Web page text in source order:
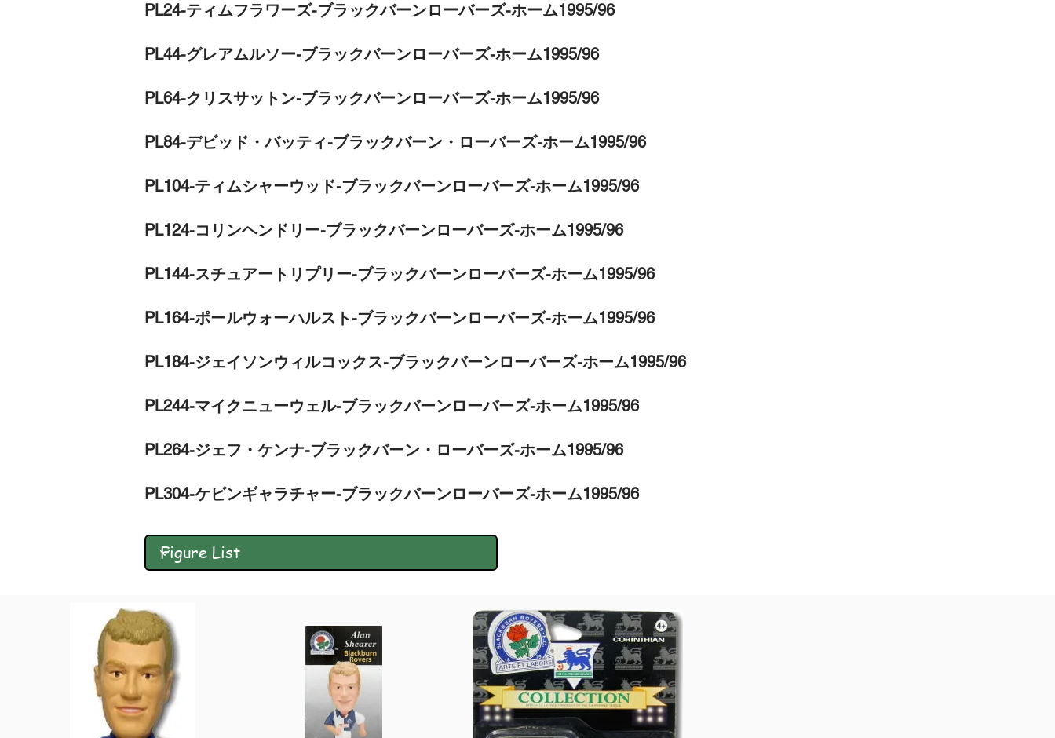
PL24-ティムフラワーズ-ブラックバーンローバーズ-ホーム1995/96
PL44-グレアムルソー-ブラックバーンローバーズ-ホーム1995/96
PL64-クリスサットン-ブラックバーンローバーズ-ホーム1995/96
PL84-デビッド・バッティ-ブラックバーン・ローバーズ-ホーム1995/96
PL104-ティムシャーウッド-ブラックバーンローバーズ-ホーム1995/96
PL124-コリンヘンドリー-ブラックバーンローバーズ-ホーム1995/96
PL144-スチュアートリプリー-ブラックバーンローバーズ-ホーム1995/96
PL164-ポールウォーハルスト-ブラックバーンローバーズ-ホーム1995/96
PL184-ジェイソンウィルコックス-ブラックバーンローバーズ-ホーム1995/96
PL244-マイクニューウェル-ブラックバーンローバーズ-ホーム1995/96
PL264-ジェフ・ケンナ-ブラックバーン・ローバーズ-ホーム1995/96
PL304-ケビンギャラチャー-ブラックバーンローバーズ-ホーム1995/96